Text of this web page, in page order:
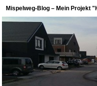
Mispelweg-Blog – Mein Projekt